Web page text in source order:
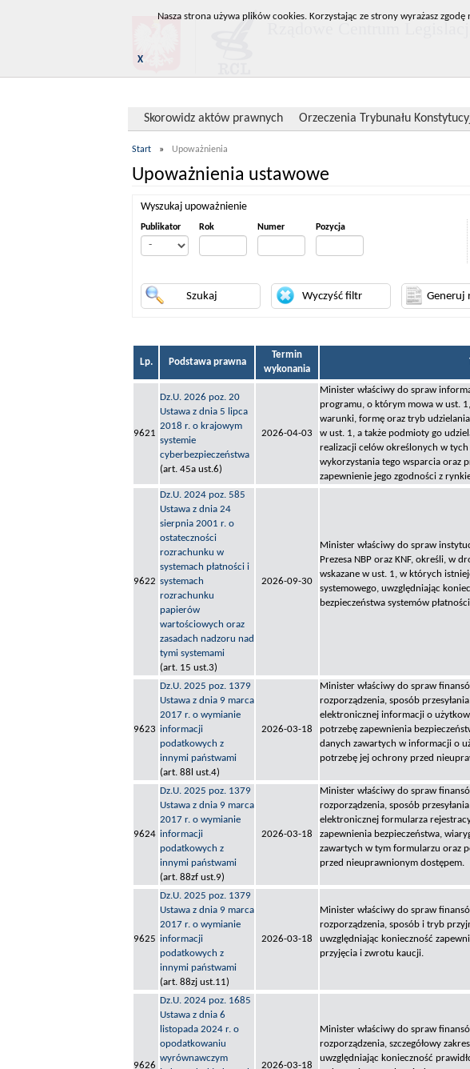
Skorowidz aktów prawnych Orzeczenia Trybunału
Start » Upoważnienia
Upoważnienia ustawowe
Wyszukaj upoważnienie
Publikator Rok Numer Pozycja
Lp. Podstawa prawna
Termin
wykonania
9621
Dz.U. 2026 poz. 20
Ustawa z dnia 5 lipca
2018 r. o krajowym
systemie
cyberbezpieczeństwa
(art. 45a ust.6)
2026-04-03
Minister właściwy do spraw
programu, o którym mowa w ust.
warunki, formę oraz tryb
w ust. 1, a także podmioty go
realizacji celów określonych w
wykorzystania tego wsparcia oraz
zapewnienie jego zgodności z
9622
Dz.U. 2024 poz. 585
Ustawa z dnia 24
sierpnia 2001 r. o
ostateczności
rozrachunku w
systemach płatności i
systemach
rozrachunku
papierów
wartościowych oraz
zasadach nadzoru nad
tymi systemami
(art. 15 ust.3)
2026-09-30
Minister właściwy do spraw
Prezesa NBP oraz KNF, określi, w
wskazane w ust. 1, w których
systemowego, uwzględniając
bezpieczeństwa systemów
9623
Dz.U. 2025 poz. 1379
Ustawa z dnia 9 marca
2017 r. o wymianie
informacji
podatkowych z
innymi państwami
(art. 88l ust.4)
2026-03-18
Minister właściwy do spraw
rozporządzenia, sposób
elektronicznej informacji o
potrzebę zapewnienia
danych zawartych w informacji o
potrzebę jej ochrony przed
9624
Dz.U. 2025 poz. 1379
Ustawa z dnia 9 marca
2017 r. o wymianie
informacji
podatkowych z
innymi państwami
(art. 88zf ust.9)
2026-03-18
Minister właściwy do spraw
rozporządzenia, sposób
elektronicznej formularza
zapewnienia bezpieczeństwa,
zawartych w tym formularzu oraz
przed nieuprawnionym dostępem.
9625
Dz.U. 2025 poz. 1379
Ustawa z dnia 9 marca
2017 r. o wymianie
informacji
podatkowych z
innymi państwami
(art. 88zj ust.11)
2026-03-18
Minister właściwy do spraw
rozporządzenia, sposób i tryb
uwzględniając konieczność
przyjęcia i zwrotu kaucji.
9626
Dz.U. 2024 poz. 1685
Ustawa z dnia 6
listopada 2024 r. o
opodatkowaniu
wyrównawczym
2026-03-18
Minister właściwy do spraw
rozporządzenia, szczegółowy
uwzględniając konieczność
Nasza strona używa plików cookies. Korzystając ze strony wyrażasz
X